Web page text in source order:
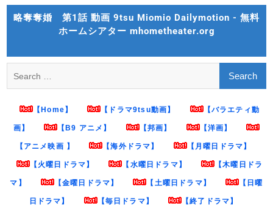
Skip
略奪奪婚 第1話 動画 9tsu Miomio Dailymotion - 無料
ホームシアター mhometheater.org
for:
【Home】 【ドラマ9tsu動画】 【バラエティ動
画】 【B9 アニメ】 【邦画】 【洋画】
【アニメ映画 】 【海外ドラマ】 【月曜日ドラマ】
【火曜日ドラマ】 【水曜日ドラマ】 【木曜日ドラ
マ】 【金曜日ドラマ】 【土曜日ドラマ】 【日曜
日ドラマ】 【毎日ドラマ】 【終了ドラマ】